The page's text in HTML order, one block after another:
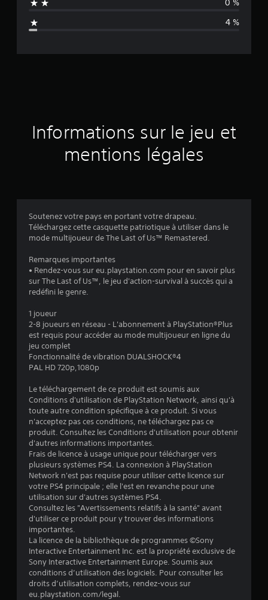
n
d
a
s
.
8
t
i
e
s
u
r
0 %
4 %
Informations sur le jeu et
mentions légales
Soutenez votre pays en portant votre drapeau.
Téléchargez cette casquette patriotique à utiliser dans le
mode multijoueur de The Last of Us™ Remastered.
Remarques importantes
• Rendez-vous sur eu.playstation.com pour en savoir plus
sur The Last of Us™, le jeu d'action-survival à succès qui a
redéfini le genre.
1 joueur
2-8 joueurs en réseau - L'abonnement à PlayStation®Plus
est requis pour accéder au mode multijoueur en ligne du
jeu complet
Fonctionnalité de vibration DUALSHOCK®4
PAL HD 720p,1080p
Le téléchargement de ce produit est soumis aux
Conditions d'utilisation de PlayStation Network, ainsi qu'à
toute autre condition spécifique à ce produit. Si vous
n'acceptez pas ces conditions, ne téléchargez pas ce
produit. Consultez les Conditions d'utilisation pour obtenir
d'autres informations importantes.
Frais de licence à usage unique pour télécharger vers
plusieurs systèmes PS4. La connexion à PlayStation
Network n'est pas requise pour utiliser cette licence sur
votre PS4 principale ; elle l'est en revanche pour une
utilisation sur d'autres systèmes PS4.
Consultez les "Avertissements relatifs à la santé" avant
d'utiliser ce produit pour y trouver des informations
importantes.
La licence de la bibliothèque de programmes ©Sony
Interactive Entertainment Inc. est la propriété exclusive de
Sony Interactive Entertainment Europe. Soumis aux
conditions d’utilisation des logiciels. Pour consulter les
droits d’utilisation complets, rendez-vous sur
eu.playstation.com/legal.